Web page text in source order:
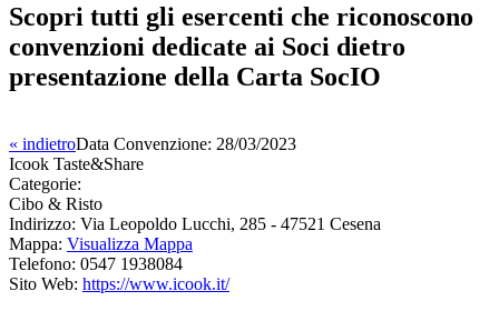
Scopri tutti gli esercenti che riconoscono
convenzioni dedicate ai Soci dietro
presentazione della Carta SocIO
« indietroData Convenzione: 28/03/2023
Icook Taste&Share
Categorie:
Cibo & Risto
Indirizzo: Via Leopoldo Lucchi, 285 - 47521 Cesena
Mappa: Visualizza Mappa
Telefono: 0547 1938084
Sito Web: https://www.icook.it/